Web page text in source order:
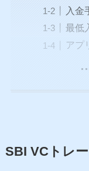
入金
最低
アプ
SBI VCトレ